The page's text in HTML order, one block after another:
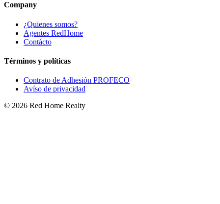
Company
¿Quienes somos?
Agentes RedHome
Contácto
Términos y políticas
Contrato de Adhesión PROFECO
Avíso de privacidad
© 2026 Red Home Realty